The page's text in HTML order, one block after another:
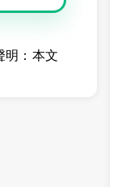
明：本文